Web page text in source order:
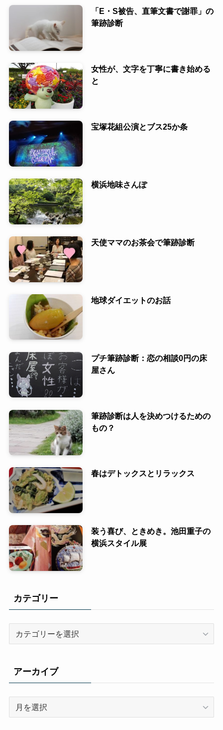
「E・S被告、直筆文書で謝罪」の
筆跡診断
女性が、文字を丁寧に書き始める
と
宝塚花組公演とブス25か条
横浜地味さんぽ
天使ママのお茶会で筆跡診断
地球ダイエットのお話
プチ筆跡診断：恋の相談0円の床
屋さん
筆跡診断は人を決めつけるための
もの？
春はデトックスとリラックス
装う喜び、ときめき。池田重子の
横浜スタイル展
カテゴリー
リ
ー
アーカイブ